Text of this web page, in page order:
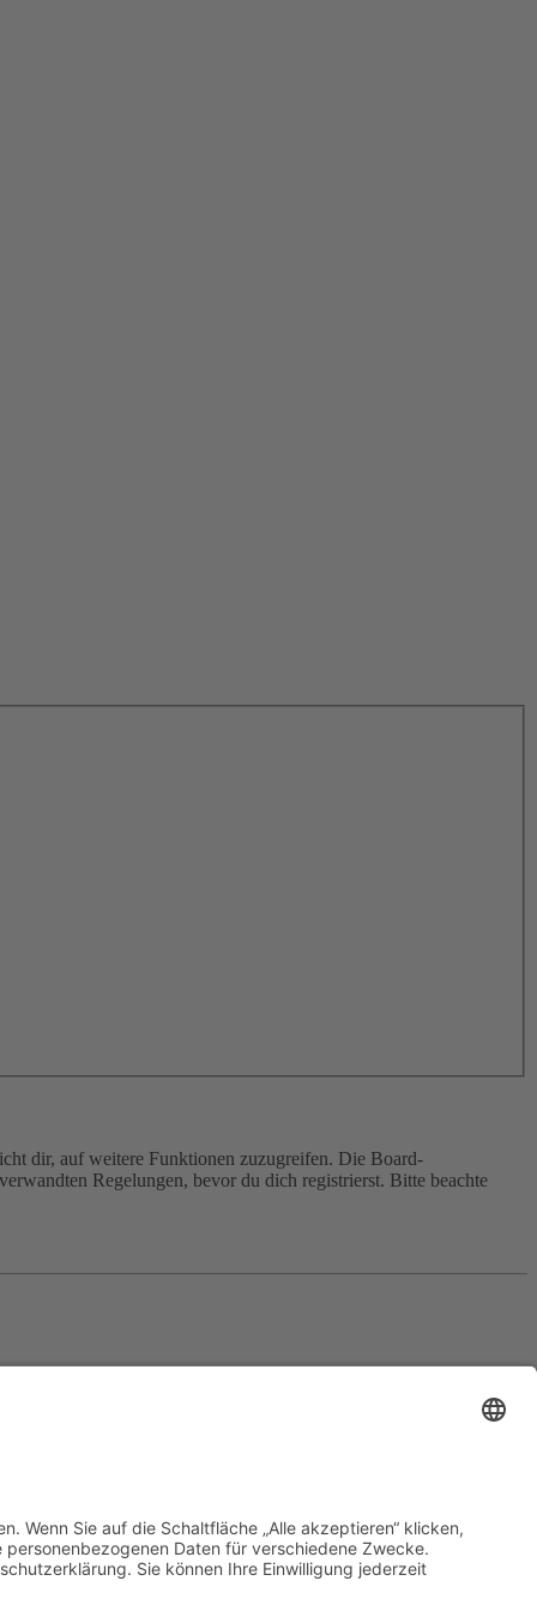
dir, auf weitere Funktionen zuzugreifen. Die Board-
Regelungen, bevor du dich registrierst. Bitte beachte